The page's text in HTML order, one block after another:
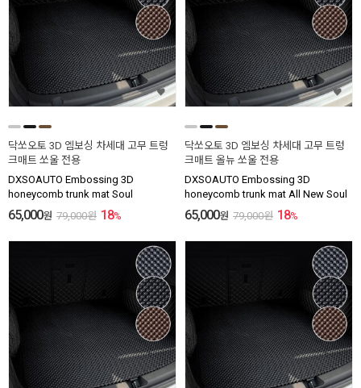
닥쏘오토 3D 엠보싱 차세대 고무 트렁
크매트 쏘울 전용
DXSOAUTO Embossing 3D
honeycomb trunk mat Soul
65,000원 79,000원 18%
닥쏘오토 3D 엠보싱 차세대 고무 트렁
크매트 올뉴 쏘울 전용
DXSOAUTO Embossing 3D
honeycomb trunk mat All New Soul
65,000원 79,000원 18%